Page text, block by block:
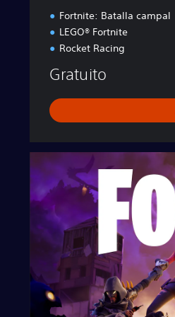
Fortnite: Batalla campal
LEGO® Fortnite
Rocket Racing
Gratuito
o
t
i
S
a
v